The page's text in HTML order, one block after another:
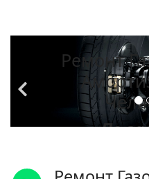
Ремонт
По